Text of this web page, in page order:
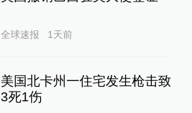
全球速报 1天前
美国北卡州一住宅发生枪击致
3死1伤